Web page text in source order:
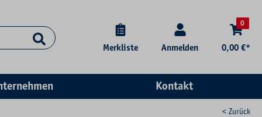
Merkliste Anmelden
0
0,00 €*
Kontakt
< Zurück